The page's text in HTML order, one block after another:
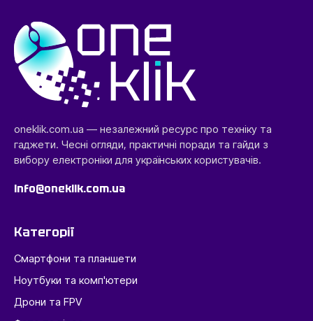
oneklik.com.ua — незалежний ресурс про техніку та
гаджети. Чесні огляди, практичні поради та гайди з
вибору електроніки для українських користувачів.
info@oneklik.com.ua
Категорії
Смартфони та планшети
Ноутбуки та комп'ютери
Дрони та FPV